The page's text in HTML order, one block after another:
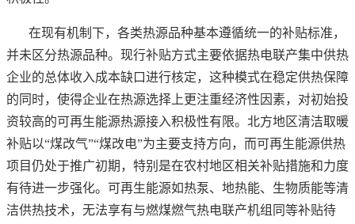
在现有机制下，各类热源品种基本遵循统一的补贴标准，
并未区分热源品种。现行补贴方式主要依据热电联产集中供热
企业的总体收入成本缺口进行核定，这种模式在稳定供热保障
的同时，使得企业在热源选择上更注重经济性因素，对初始投
资较高的可再生能源热源接入积极性有限。北方地区清洁取暖
补贴以“煤改气”“煤改电”为主要支持方向，而可再生能源供热
项目仍处于推广初期，特别是在农村地区相关补贴措施和力度
有待进一步强化。可再生能源如热泵、地热能、生物质能等清
洁供热技术，无法享有与燃煤燃气热电联产机组同等补贴待